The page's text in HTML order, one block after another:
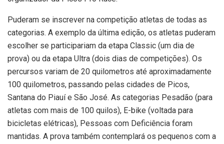
Puderam se inscrever na competição atletas de todas as
categorias. A exemplo da última edição, os atletas puderam
escolher se participariam da etapa Classic (um dia de
prova) ou da etapa Ultra (dois dias de competições). Os
percursos variam de 20 quilometros até aproximadamente
100 quilometros, passando pelas cidades de Picos,
Santana do Piauí e São José. As categorias Pesadão (para
atletas com mais de 100 quilos), E-bike (voltada para
bicicletas elétricas), Pessoas com Deficiência foram
mantidas. A prova também contemplará os pequenos com a